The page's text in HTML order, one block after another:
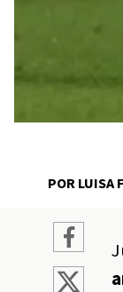
POR LUISA